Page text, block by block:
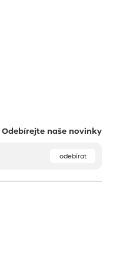
Odebírejte naše novinky
odebírat